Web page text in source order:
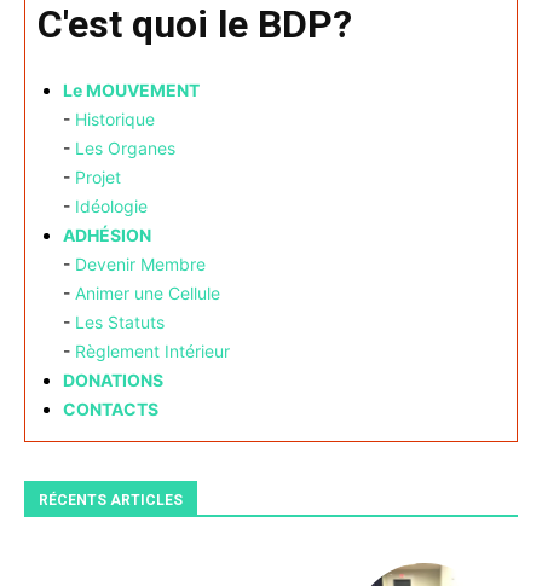
C'est quoi le BDP?
Le MOUVEMENT
- Historique
- Les Organes
- Projet
- Idéologie
ADHÉSION
- Devenir Membre
- Animer une Cellule
- Les Statuts
- Règlement Intérieur
DONATIONS
CONTACTS
RÉCENTS ARTICLES